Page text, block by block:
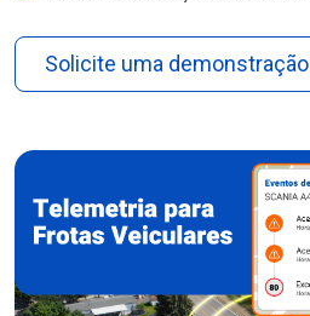
Solicite uma demonstração